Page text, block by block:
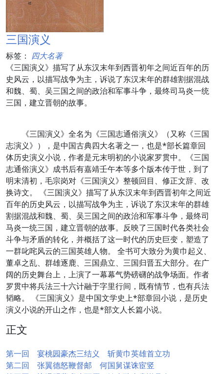
三国演义
标签： 四大名著
《三国演义》描写了从东汉末年到西晋初年之间近百年的历
史风云，以描写战争为主，诉说了东汉末年的群雄割据混战
和魏、蜀、吴三国之间的政治和军事斗争，最终司马炎一统
三国，建立晋朝的故事。
《三国演义》全名为《三国志通俗演义》（又称《三国
志演义》），是中国古典四大名著之一，也是*部长篇章回
体历史演义小说，作者是元末明初的小说家罗贯中。《三国
志通俗演义》成书后有嘉靖壬午本等多个版本传于世，到了
明末清初，毛宗岗对《三国演义》整顿回目、修正文辞、改
换诗文。 《三国演义》描写了从东汉末年到西晋初年之间近
百年的历史风云，以描写战争为主，诉说了东汉末年的群雄
割据混战和魏、蜀、吴三国之间的政治和军事斗争，最终司
马炎一统三国，建立晋朝的故事。反映了三国时代各类社会
斗争与矛盾的转化，并概括了这一时代的历史巨变，塑造了
一群叱咤风云的三国英雄人物。 全书可大致分为黄巾起义、
董卓之乱、群雄逐鹿、三国鼎立、三国归晋五大部分。在广
阔的历史舞台上，上演了一幕幕气势磅礴的战争场面。作者
罗贯中将兵法三十六计融于字里行间，既有情节，也有兵法
韬略。 《三国演义》是中国文学史上*部章回小说，是历史
演义小说的开山之作，也是*部文人长篇小说。
正文
第一回 宴桃园豪杰三结义 斩黄巾英雄首立功
第二回 张翼德怒鞭督邮 何国舅谋诛宦竖